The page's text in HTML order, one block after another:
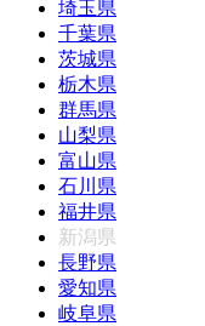
埼玉県
千葉県
茨城県
栃木県
群馬県
山梨県
富山県
石川県
福井県
新潟県
長野県
愛知県
岐阜県